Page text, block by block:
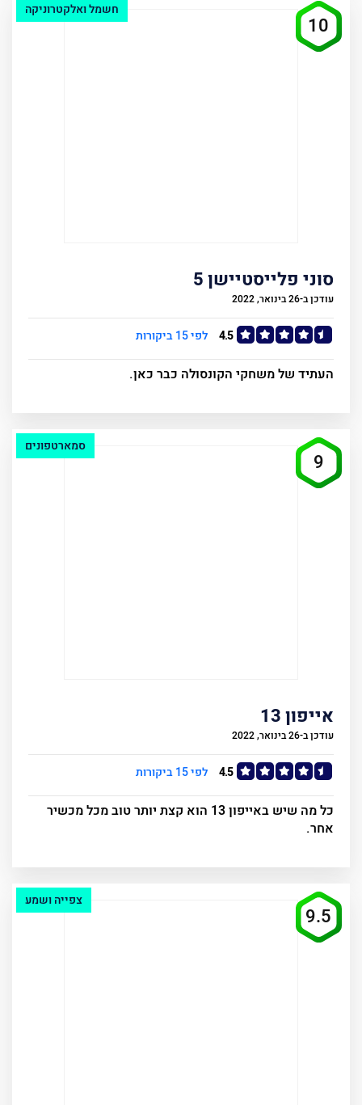
10
חשמל ואלקטרוניקה
סוני פלייסטיישן 5
עודכן ב-26 בינואר, 2022
4.5 לפי 15 ביקורות
העתיד של משחקי הקונסולה כבר כאן.
9
סמארטפונים
אייפון 13
עודכן ב-26 בינואר, 2022
4.5 לפי 15 ביקורות
כל מה שיש באייפון 13 הוא קצת יותר טוב מכל מכשיר
אחר.
9.5
צפייה ושמע